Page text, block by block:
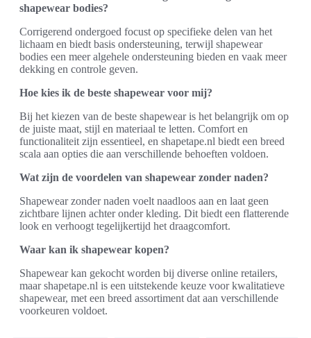
shapewear bodies?
Corrigerend ondergoed focust op specifieke delen van het
lichaam en biedt basis ondersteuning, terwijl shapewear
bodies een meer algehele ondersteuning bieden en vaak meer
dekking en controle geven.
Hoe kies ik de beste shapewear voor mij?
Bij het kiezen van de beste shapewear is het belangrijk om op
de juiste maat, stijl en materiaal te letten. Comfort en
functionaliteit zijn essentieel, en shapetape.nl biedt een breed
scala aan opties die aan verschillende behoeften voldoen.
Wat zijn de voordelen van shapewear zonder naden?
Shapewear zonder naden voelt naadloos aan en laat geen
zichtbare lijnen achter onder kleding. Dit biedt een flatterende
look en verhoogt tegelijkertijd het draagcomfort.
Waar kan ik shapewear kopen?
Shapewear kan gekocht worden bij diverse online retailers,
maar shapetape.nl is een uitstekende keuze voor kwalitatieve
shapewear, met een breed assortiment dat aan verschillende
voorkeuren voldoet.